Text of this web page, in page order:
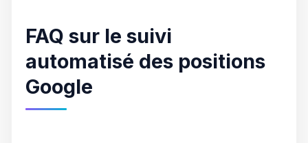
FAQ sur le suivi
automatisé des positions
Google